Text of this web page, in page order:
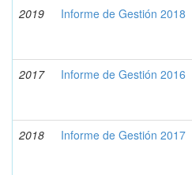
2019 Informe de Gestión 2018
2017
Informe de Gestión 2016
2018
Informe de Gestión 2017